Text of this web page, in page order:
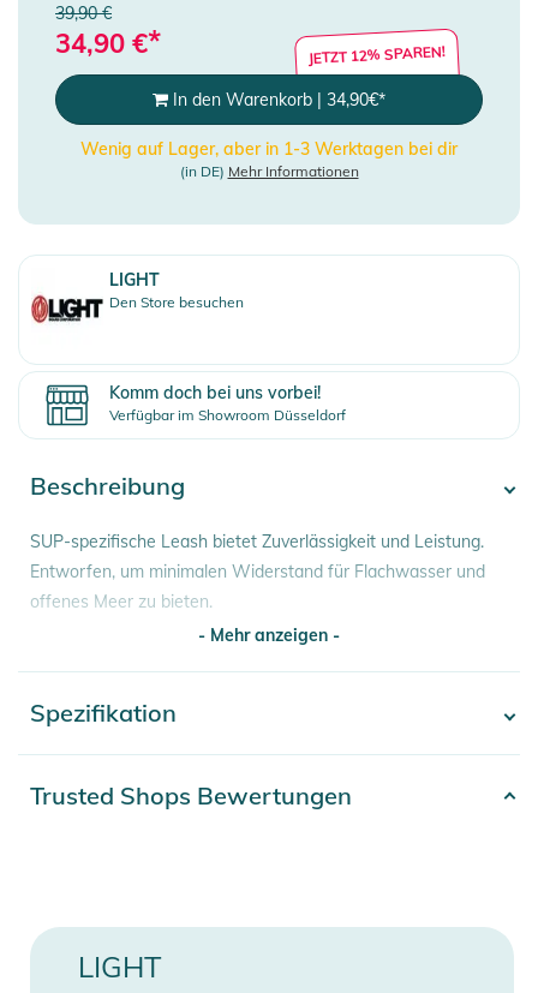
39,90 €
34,90 €* JETZT 12% SPAREN!
In den Warenkorb | 34,90€*
Wenig auf Lager, aber in 1-3 Werktagen bei dir
(in DE) Mehr Informationen
LIGHT
Den Store besuchen
Komm doch bei uns vorbei!
Verfügbar im Showroom Düsseldorf
Beschreibung
SUP-spezifische Leash bietet Zuverlässigkeit und Leistung.
Entworfen, um minimalen Widerstand für Flachwasser und
offenes Meer zu bieten.
- hochwertiges festes Urethankabel
- abnehmbarer Railsaver
- doppelter Edelstahlwirbel
Gebrauchsanweisungen, Sicherheitshinweise und Warnungen
finden Sie direkt am Produkt.
- Mehr anzeigen -
Spezifikation
Trusted Shops Bewertungen
LIGHT